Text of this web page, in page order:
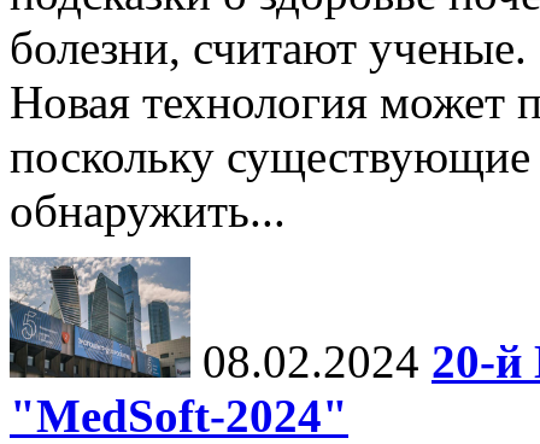
болезни, считают ученые.
Новая технология может
поскольку
обнаружить...
08.02.2024 20-
"MedSoft-2024"